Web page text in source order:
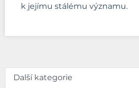
k jejímu stálému významu.
Další kategorie